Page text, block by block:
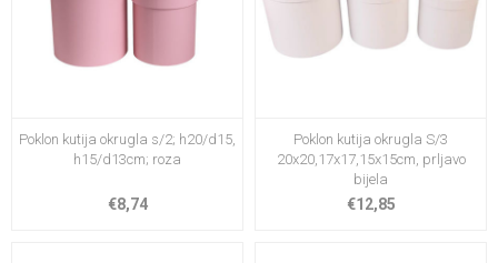
Poklon kutija okrugla s/2; h20/d15,
h15/d13cm; roza
€8,74
Poklon kutija okrugla S/3
20x20,17x17,15x15cm, prljavo
bijela
€12,85